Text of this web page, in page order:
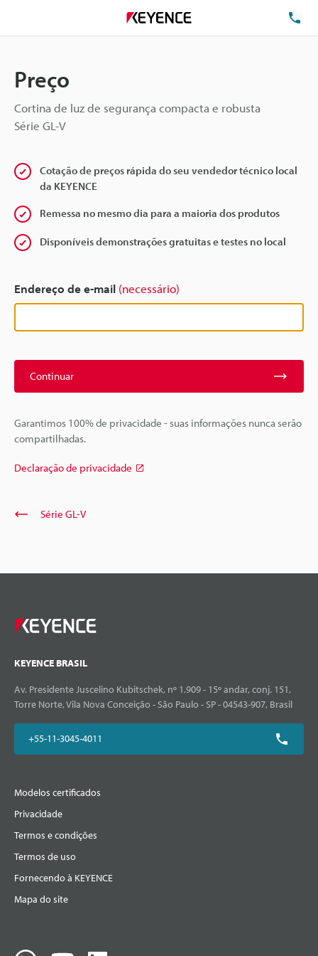
Preço
Cortina de luz de segurança compacta e robusta
Série GL-V
Cotação de preços rápida do seu vendedor técnico local
da KEYENCE
Remessa no mesmo dia para a maioria dos produtos
Disponíveis demonstrações gratuitas e testes no local
Endereço de e-mail (necessário)
Continuar
Garantimos 100% de privacidade - suas informações nunca serão
compartilhadas.
Declaração de privacidade
Série GL-V
KEYENCE BRASIL
Av. Presidente Juscelino Kubitschek, nº 1.909 - 15º andar, conj. 151,
Torre Norte, Vila Nova Conceição - São Paulo - SP - 04543-907, Brasil
+55-11-3045-4011
Modelos certificados
Privacidade
Termos e condições
Termos de uso
Fornecendo à KEYENCE
Mapa do site